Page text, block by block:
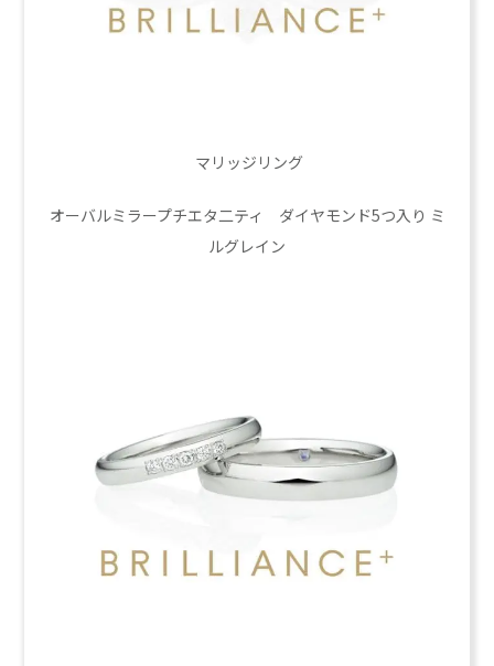
マリッジリング
オーバルミラープチエタ二ティ ダイヤモンド5つ入り ミ
ルグレイン